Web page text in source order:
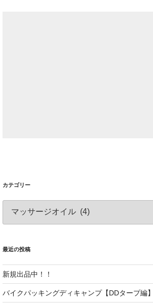
カテゴリー
ー
最近の投稿
新規出品中！！
バイクパッキングディキャンプ【DDタープ編】